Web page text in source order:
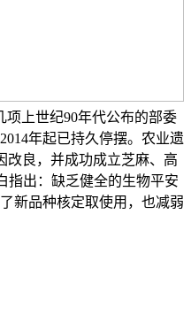
上世纪90年代公布的部委
年起已持久停摆。农业遗
改良，并成功成立芝麻、高
指出：缺乏健全的生物平安
新品种核定取使用，也减弱